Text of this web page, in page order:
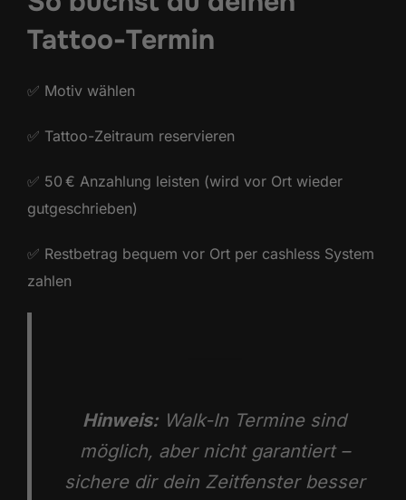
Tattoo-Termin
✅ Motiv wählen
✅ Tattoo-Zeitraum reservieren
✅ 50 € Anzahlung leisten (wird vor Ort wieder
gutgeschrieben)
✅ Restbetrag bequem vor Ort per cashless System
zahlen
Hinweis: Walk-In Termine sind
möglich, aber nicht garantiert –
sichere dir dein Zeitfenster besser